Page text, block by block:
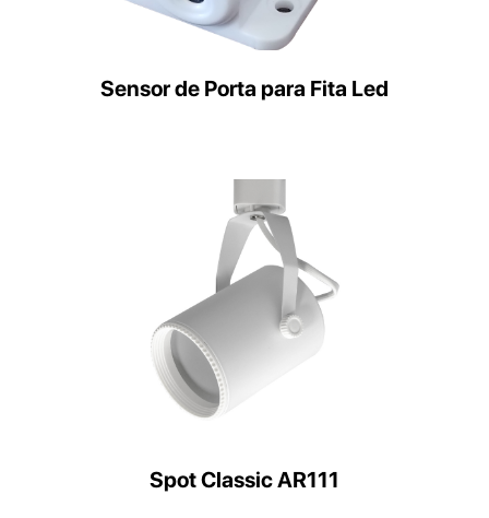
Sensor de Porta para Fita Led
Spot Classic AR111